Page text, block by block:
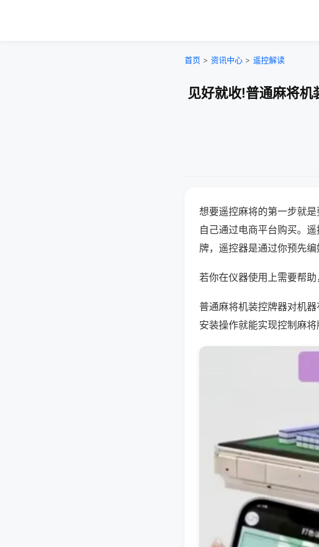
首页 > 资讯中心 > 遥控解读
见好就收!普通麻将
想要遥控麻将的第一步就
自己通过电商平台购买。
牌，遥控器是通过你预先编
若你在仪器使用上需要帮
普通麻将机装控牌器对机
安装操作就能实现控制麻将